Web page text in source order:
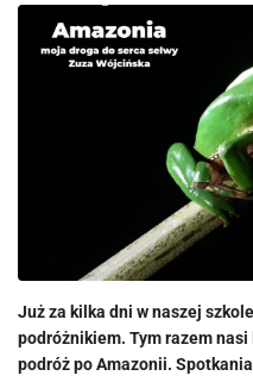
Już za kilka dni w naszej
podróżnikiem. Tym razem
podróż po Amazonii.